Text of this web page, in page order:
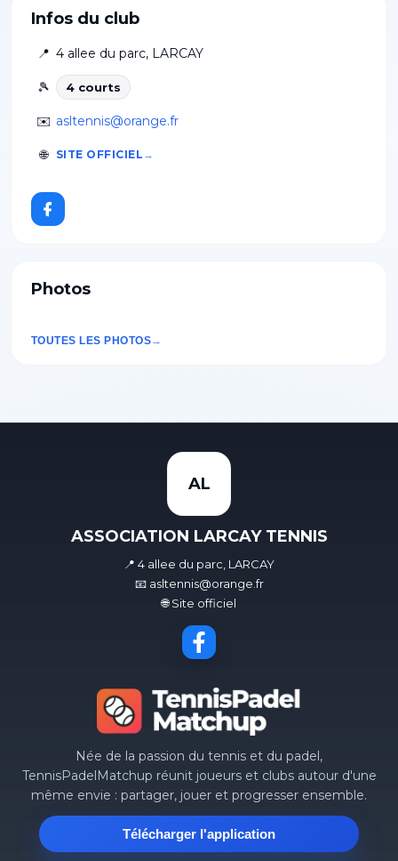
Infos du club
📍 4 allee du parc, LARCAY
🎾 4 courts
✉️ asltennis@orange.fr
🌐 SITE OFFICIEL
Photos
TOUTES LES PHOTOS
AL
ASSOCIATION LARCAY TENNIS
📍 4 allee du parc, LARCAY
📧 asltennis@orange.fr
🌐 Site officiel
Née de la passion du tennis et du padel,
TennisPadelMatchup réunit joueurs et clubs autour d'une
même envie : partager, jouer et progresser ensemble.
Télécharger l'application